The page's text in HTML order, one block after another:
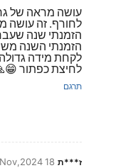
עושה מראה של
לחורף. זה עושה
הזמנתי שנה
הזמנתי השנה
לקחת מידה
לחיצת כפתור
תרגם
ז***ת 18 Nov,2024